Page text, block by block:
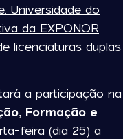
Universidade do
da EXPONOR
licenciaturas duplas
a participação na
Formação e
feira (dia 25) a